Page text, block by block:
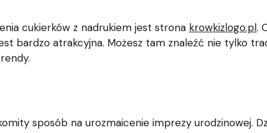
cukierków z nadrukiem jest strona krowkizlogo.pl.
bardzo atrakcyjna. Możesz tam znaleźć nie tylko
sposób na urozmaicenie imprezy urodzinowej.